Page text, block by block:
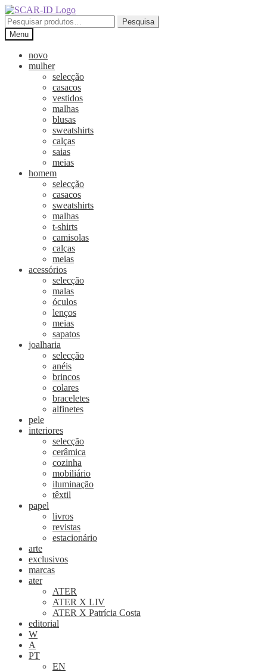
Ir
para
a
navegação
Saltar
para
o
conteúdo
Pesquisar
por:
Pesquisa
Menu
novo
mulher
selecção
casacos
vestidos
malhas
blusas
sweatshirts
calças
saias
meias
homem
selecção
casacos
sweatshirts
malhas
t-shirts
camisolas
calças
meias
acessórios
selecção
malas
óculos
lenços
meias
sapatos
joalharia
selecção
anéis
brincos
colares
braceletes
alfinetes
pele
interiores
selecção
cerâmica
cozinha
mobiliário
iluminação
têxtil
papel
livros
revistas
estacionário
arte
exclusivos
marcas
ater
ATER
ATER X LIV
ATER X Patrícia Costa
editorial
W
A
PT
EN